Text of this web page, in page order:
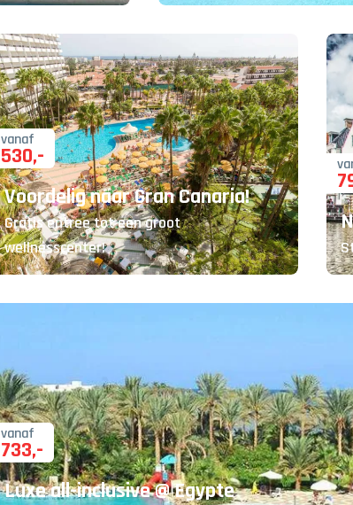
vanaf
530,-
Voordelig naar Gran Canaria!
Gratis entree tot een groot
wellnesscenter!
vanaf
733,-
Luxe all-inclusive @ Egypte